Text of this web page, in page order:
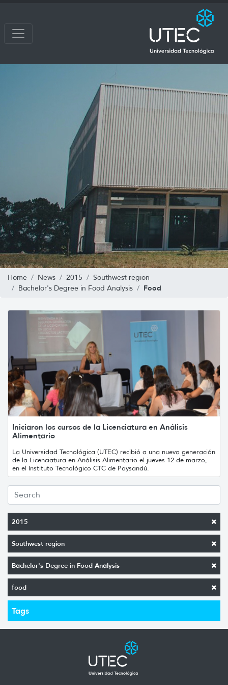
Home News 2015
Southwest region
Bachelor's Degree in Food Analysis
Food
2015
Southwest region
Bachelor's Degree in Food Analysis
food
Tags
Iniciaron los cursos de la Licenciatura en Análisis
Alimentario
La Universidad Tecnológica (UTEC) recibió a una nueva generación
de la Licenciatura en Análisis Alimentario el jueves 12 de marzo,
en el Instituto Tecnológico CTC de Paysandú.